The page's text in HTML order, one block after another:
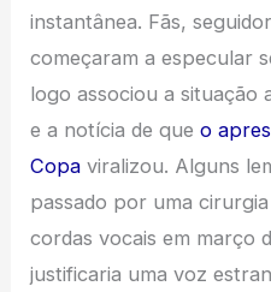
instantânea. Fãs,
começaram a especular
logo associou a situação
e a notícia de queo
Copa viralizou. Alguns
passado por uma
cordas vocais em março
justificaria uma voz